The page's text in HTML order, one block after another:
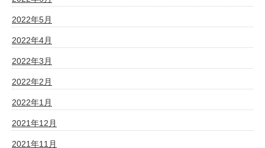
2022年5月
2022年4月
2022年3月
2022年2月
2022年1月
2021年12月
2021年11月